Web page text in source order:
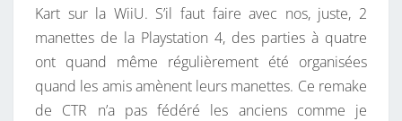
Kart sur la WiiU. S’il faut faire avec nos, juste, 2
manettes de la Playstation 4, des parties à quatre
ont quand même régulièrement été organisées
quand les amis amènent leurs manettes. Ce remake
de CTR n’a pas fédéré les anciens comme je